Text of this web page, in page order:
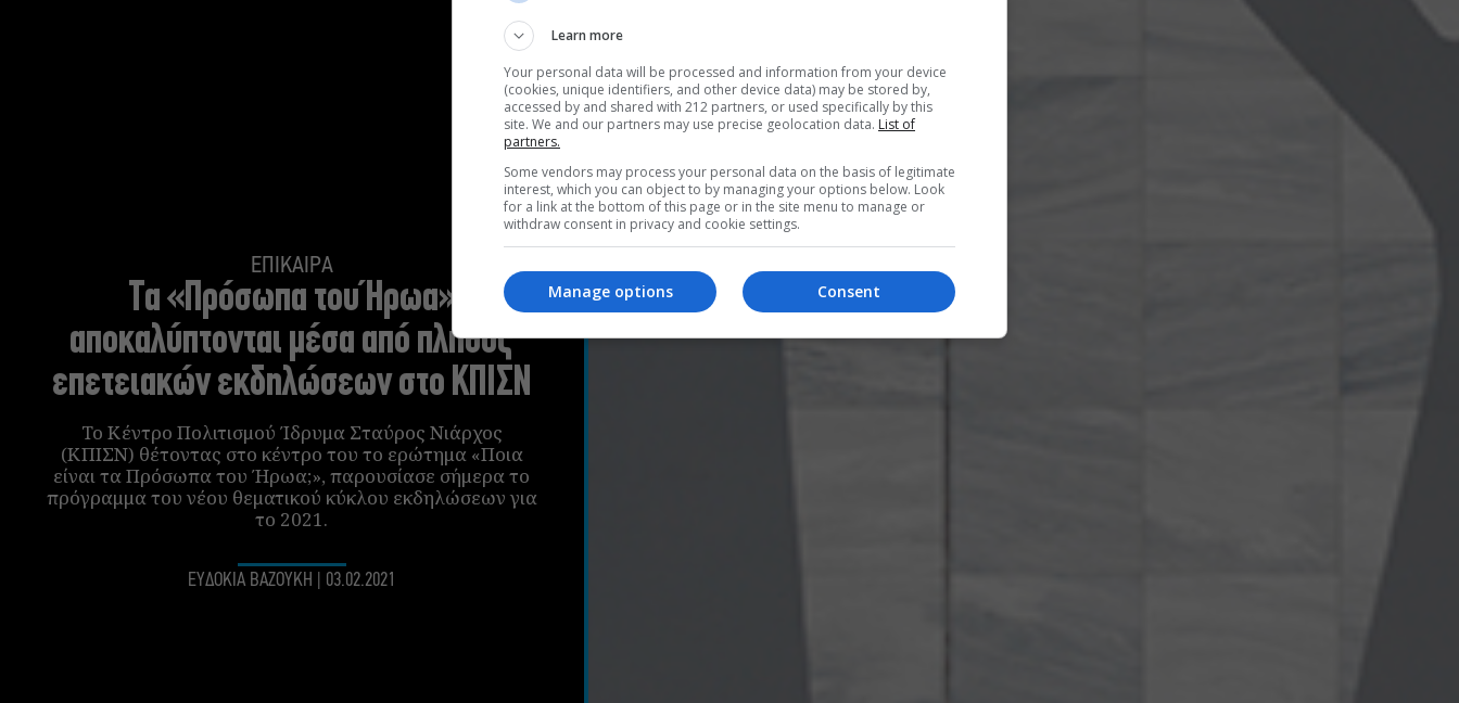
ΕΠΙΚΑΙΡΑ
Τα «Πρόσωπα του Ήρωα»
αποκαλύπτονται μέσα από πλήθος
επετειακών εκδηλώσεων στο ΚΠΙΣΝ
Το Κέντρο Πολιτισμού Ίδρυμα Σταύρος Νιάρχος
(ΚΠΙΣΝ) θέτοντας στο κέντρο του το ερώτημα «Ποια
είναι τα Πρόσωπα του Ήρωα;», παρουσίασε σήμερα το
πρόγραμμα του νέου θεματικού κύκλου εκδηλώσεων για
το 2021.
ΕΥΔΟΚΙΑ ΒΑΖΟΥΚΗ 03.02.2021
Learn more
Your personal data will be processed and information from your device
(cookies, unique identifiers, and other device data) may be stored by,
accessed by and shared with 212 partners, or used specifically by this
site. We and our partners may use precise geolocation data. List of
partners.
Some vendors may process your personal data on the basis of legitimate
interest, which you can object to by managing your options below. Look
for a link at the bottom of this page or in the site menu to manage or
withdraw consent in privacy and cookie settings.
Consent
Manage options